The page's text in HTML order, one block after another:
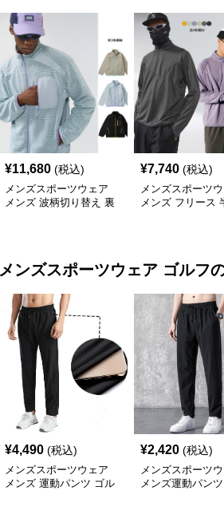
¥11,680 (税込)
メンズスポーツウェア
メンズ 波柄切り替え 裏
¥7,740 (税込)
メンズスポーツ
メンズ フリース
メンズスポーツウェア ゴルフ
¥4,490 (税込)
メンズスポーツウェア
メンズ 運動パンツ ゴル
¥2,420 (税込)
メンズスポーツ
メンズ運動パン